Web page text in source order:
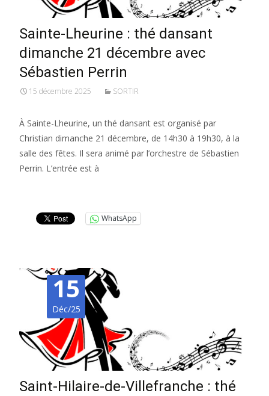
Sainte-Lheurine : thé dansant
dimanche 21 décembre avec
Sébastien Perrin
15 décembre 2025 SORTIR
À Sainte-Lheurine, un thé dansant est organisé par
Christian dimanche 21 décembre, de 14h30 à 19h30, à la
salle des fêtes. Il sera animé par l’orchestre de Sébastien
Perrin. L’entrée est à
WhatsApp
15
Déc/25
Saint-Hilaire-de-Villefranche : thé